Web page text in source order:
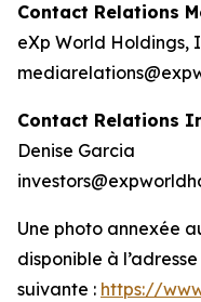
Contact Relations
eXp World Holdings,
Contact Relations
Denise Garcia
Une photo annexée
disponible à l’adresse
suivante : https://